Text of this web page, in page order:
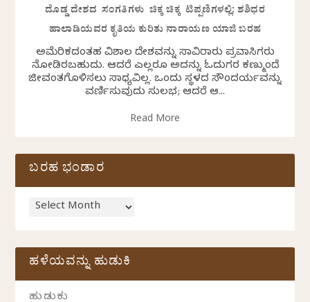
ದೊಡ್ಡ ದೇಶದ ಸಂಗತಿಗಳು ಚಿಕ್ಕ ಚಿಕ್ಕ ಟಿಪ್ಪಣಿಗಳಲ್ಲಿ: ಶಶಿಧರ
ಹಾಲಾಡಿಯವರ ಕೃತಿಯ ಕುರಿತು ನಾರಾಯಣ ಯಾಜಿ ಬರಹ
ಅಮೆರಿಕದಂತಹ ವಿಶಾಲ ದೇಶವನ್ನು ಸಾವಿರಾರು ಪ್ರವಾಸಿಗರು
ನೋಡಿರಬಹುದು. ಆದರೆ ಎಲ್ಲರೂ ಅದನ್ನು ಓದುಗರ ಕಣ್ಮುಂದೆ
ಜೀವಂತಗೊಳಿಸಲು ಸಾಧ್ಯವಿಲ್ಲ. ಒಂದು ಸ್ಥಳದ ಸೌಂದರ್ಯವನ್ನು
ವರ್ಣಿಸುವುದು ಸುಲಭ; ಆದರೆ ಆ...
Read More
ಬರಹ ಭಂಡಾರ
ಹಳೆಯವನ್ನು ಹುಡುಕಿ